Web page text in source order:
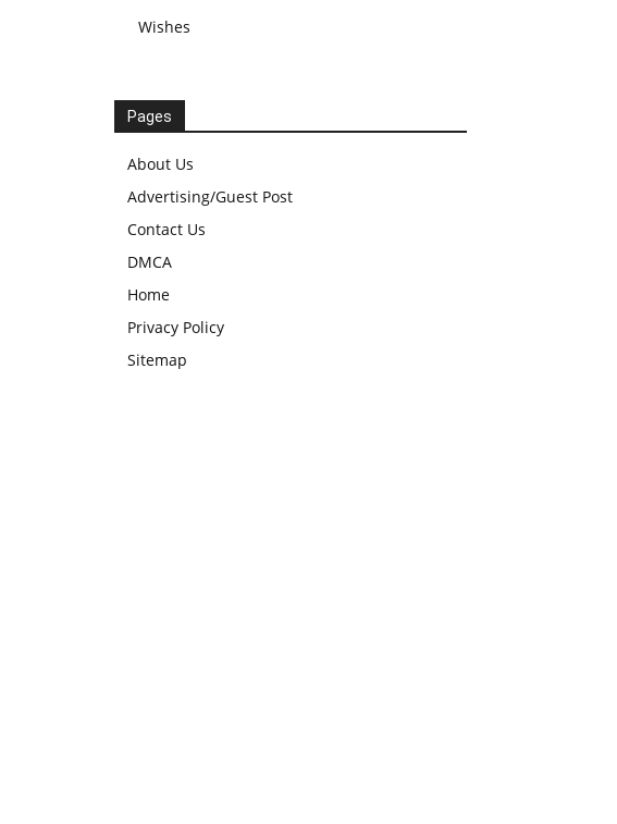
Wishes
Pages
About Us
Advertising/Guest Post
Contact Us
DMCA
Home
Privacy Policy
Sitemap